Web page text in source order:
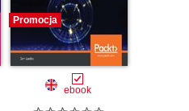
Promocja
ebook